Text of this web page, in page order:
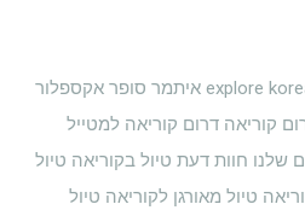
explore איתמר סופר אקספלור
קוריאה דרום קוריאה למטייל
שלנו חוות דעת טיול בקוריאה טיול
טיול מאורגן לקוריאה טיול